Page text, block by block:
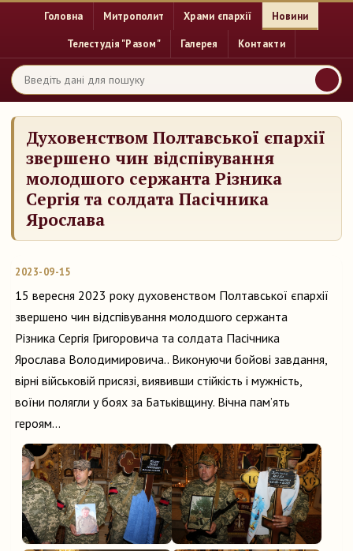
Головна Митрополит Храми єпархії Новини
Телестудія "Разом" Галерея Контакти
Духовенством Полтавської єпархії
звершено чин відспівування
молодшого сержанта Різника
Сергія та солдата Пасічника
Ярослава
2023-09-15
15 вересня 2023 року духовенством Полтавської єпархії
звершено чин відспівування молодшого сержанта
Різника Сергія Григоровича та солдата Пасічника
Ярослава Володимировича.. Виконуючи бойові завдання,
вірні військовій присязі, виявивши стійкість і мужність,
воїни полягли у боях за Батьківщину. Вічна пам’ять
героям…